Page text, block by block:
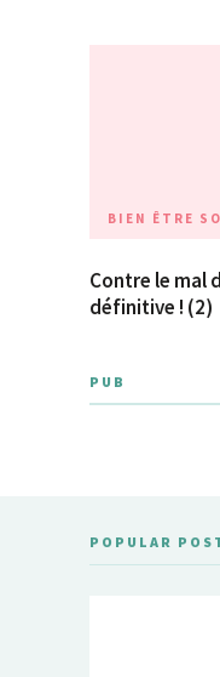
BIEN ÊTRE
Contre le mal
définitive ! (2)
PUB
POPULAR